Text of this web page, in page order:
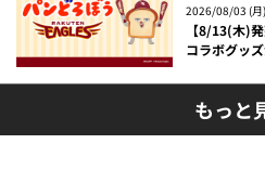
2026/08/03 (月)
【8/13(木)
コラボグッ
もっと